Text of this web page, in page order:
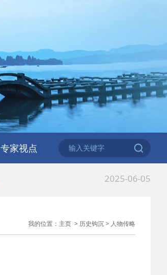
专家视点
2026-06-18
2026-02-25
2025-08-28
2025-06-05
我的位置： 主页 > 历史钩沉> 人物传略